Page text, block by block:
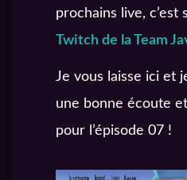
prochains live, c’est
Twitch de la Team
Je vous laisse ici et
une bonne écoute
pour l’épisode 07 !